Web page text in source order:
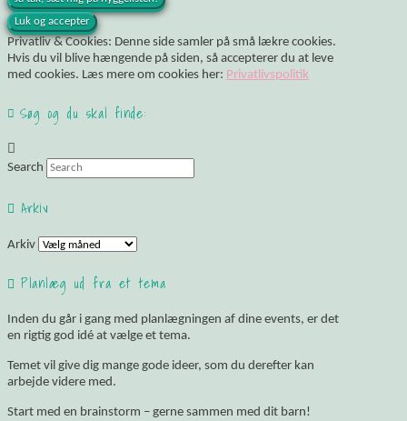
Privatliv & Cookies: Denne side samler på små lækre cookies.
Hvis du vil blive hængende på siden, så accepterer du at leve
med cookies. Læs mere om cookies her: Privatlivspolitik
Søg og du skal finde:
Search
Arkiv
Arkiv
Planlæg ud fra et tema
Inden du går i gang med planlægningen af dine events, er det
en rigtig god idé at vælge et tema.
Temet vil give dig mange gode ideer, som du derefter kan
arbejde videre med.
Start med en brainstorm – gerne sammen med dit barn!